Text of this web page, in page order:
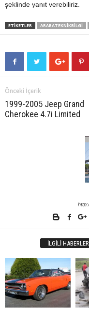
şeklinde yanıt verebiliriz.
ETIKETLER ARABATEKNIKBILGI
Önceki İçerik
1999-2005 Jeep Grand
Cherokee 4.7i Limited
İLGILI HABERLER